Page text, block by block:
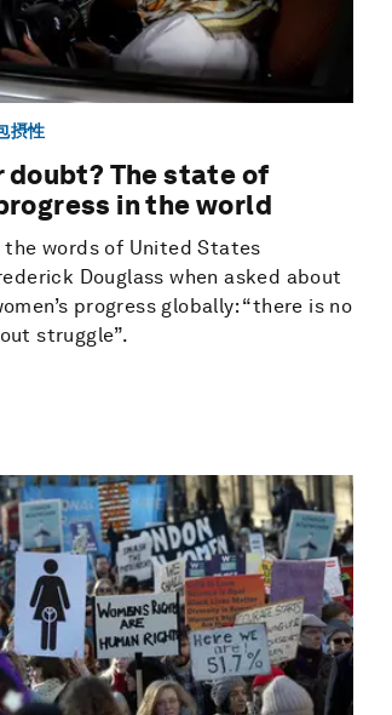
摂性
doubt? The state of
in the world
the words of United States
Douglass when asked about
progress globally: “there is no
struggle”.